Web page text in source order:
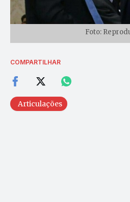
Foto:
COMPARTILHAR
Articulações